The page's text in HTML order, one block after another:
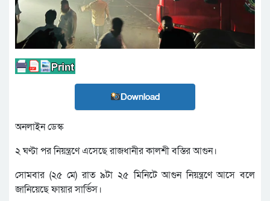
Download
অনলাইন ডেস্ক
২ ঘণ্টা পর নিয়ন্ত্রণে এসেছে রাজধানীর কালশী বস্তির আগুন।
সোমবার (২৫ মে) রাত ৯টা ২৫ মিনিটে আগুন নিয়ন্ত্রণে আসে বলে
জানিয়েছে ফায়ার সার্ভিস।